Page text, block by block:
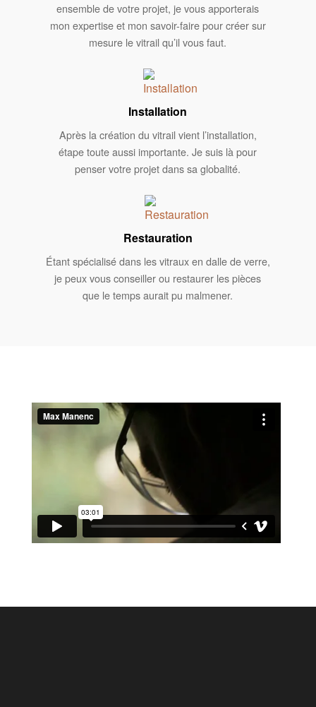
ensemble de votre projet, je vous apporterais
mon expertise et mon savoir-faire pour créer sur
mesure le vitrail qu’il vous faut.
Installation
Après la création du vitrail vient l’installation,
étape toute aussi importante. Je suis là pour
penser votre projet dans sa globalité.
Restauration
Étant spécialisé dans les vitraux en dalle de verre,
je peux vous conseiller ou restaurer les pièces
que le temps aurait pu malmener.